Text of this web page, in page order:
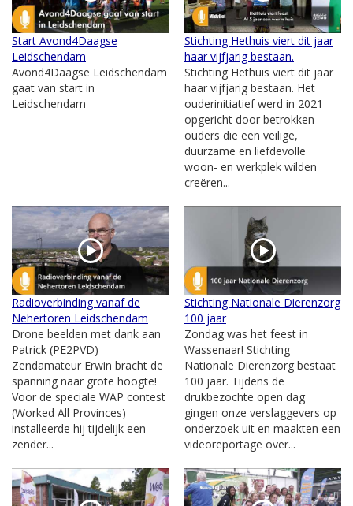
Start Avond4Daagse
Leidschendam
Avond4Daagse Leidschendam
gaat van start in
Leidschendam
Stichting Hethuis viert dit jaar
haar vijfjarig bestaan.
Stichting Hethuis viert dit jaar
haar vijfjarig bestaan. Het
ouderinitiatief werd in 2021
opgericht door betrokken
ouders die een veilige,
duurzame en liefdevolle
woon- en werkplek wilden
creëren...
Radioverbinding vanaf de
Nehertoren Leidschendam
Drone beelden met dank aan
Patrick (PE2PVD)
Zendamateur Erwin bracht de
spanning naar grote hoogte!
Voor de speciale WAP contest
(Worked All Provinces)
installeerde hij tijdelijk een
zender...
Stichting Nationale Dierenzorg
100 jaar
Zondag was het feest in
Wassenaar! Stichting
Nationale Dierenzorg bestaat
100 jaar. Tijdens de
drukbezochte open dag
gingen onze verslaggevers op
onderzoek uit en maakten een
videoreportage over...